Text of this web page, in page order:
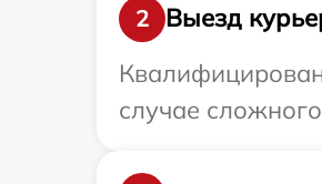
2
Выезд
случае